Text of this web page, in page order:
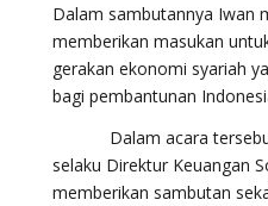
Dalam sambutannya Iwan
memberikan masukan
gerakan ekonomi syariah
bagi pembantunan
Dalam acara tersebut
selaku Direktur Keuangan
memberikan sambutan